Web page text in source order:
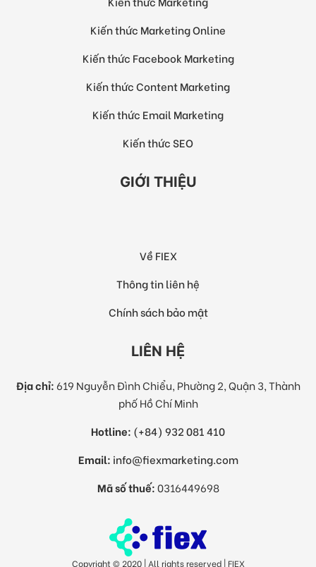
Kiến thức Marketing Online
Kiến thức Facebook Marketing
Kiến thức Content Marketing
Kiến thức Email Marketing
Kiến thức SEO
GIỚI THIỆU
Về FIEX
Thông tin liên hệ
Chính sách bảo mật
LIÊN HỆ
Địa chỉ: 619 Nguyễn Đình Chiểu, Phường 2, Quận 3, Thành
phố Hồ Chí Minh
Hotline: (+84) 932 081 410
Email: info@fiexmarketing.com
Mã số thuế:0316449698
Copyright © 2020 | All rights reserved | FIEX